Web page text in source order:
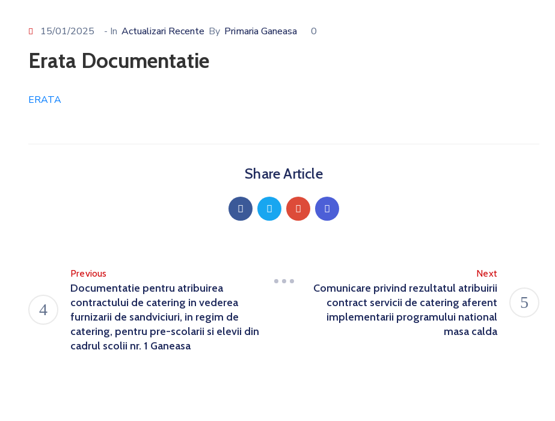
15/01/2025 - In Actualizari Recente By Primaria Ganeasa 0
Erata Documentatie
ERATA
Share Article
Previous
Documentatie pentru atribuirea
contractului de catering in vederea
furnizarii de sandviciuri, in regim de
catering, pentru pre-scolarii si elevii din
cadrul scolii nr. 1 Ganeasa
Next
Comunicare privind rezultatul atribuirii
contract servicii de catering aferent
implementarii programului national
masa calda